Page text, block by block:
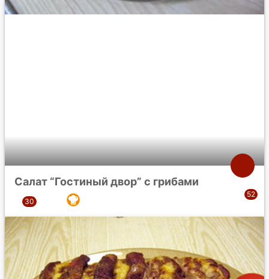
Салат “Гостиный двор” с грибами